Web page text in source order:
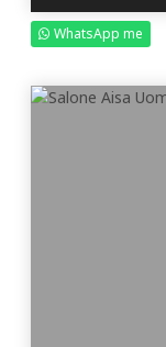
WhatsApp me